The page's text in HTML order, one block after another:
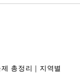
총정리｜지역별